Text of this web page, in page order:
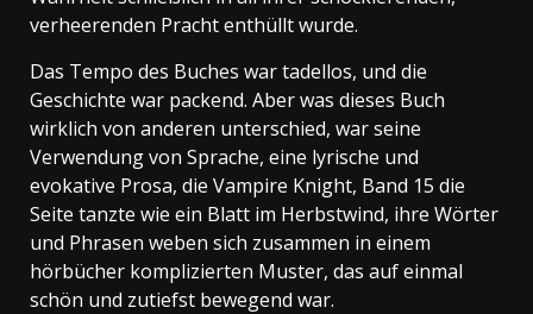
verheerenden Pracht enthüllt wurde.
Das Tempo des Buches war tadellos, und die
Geschichte war packend. Aber was dieses Buch
wirklich von anderen unterschied, war seine
Verwendung von Sprache, eine lyrische und
evokative Prosa, die Vampire Knight, Band 15 die
Seite tanzte wie ein Blatt im Herbstwind, ihre Wörter
und Phrasen weben sich zusammen in einem
hörbücher komplizierten Muster, das auf einmal
schön und zutiefst bewegend war.